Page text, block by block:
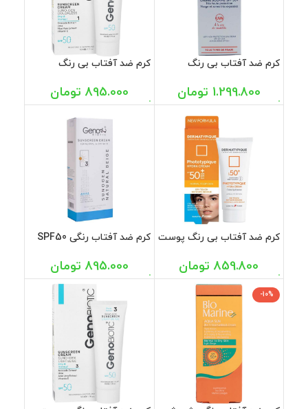
کرم ضد آفتاب بی رنگ
درماگور 40 میل1.299.800 تومان
کرم ضد آفتاب بی رنگ
معمولی ژنوبایوتیک 50 گرم
895.000 تومان
کرم ضد آفتاب بی رنگ پوست
درماتیپیک 40 میل
859.800 تومان
کرم ضد آفتاب رنگی SPF50
ژنوبایوتیک 50 گرم
895.000 تومان
-10%